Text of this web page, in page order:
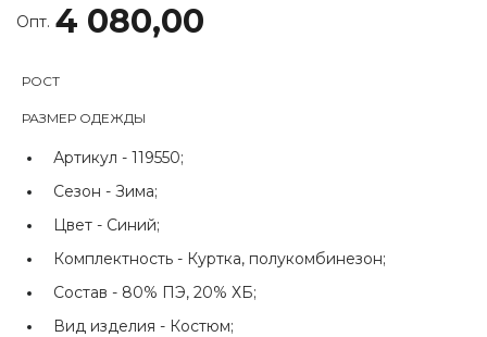
Опт. 4 080,00
РОСТ
РАЗМЕР ОДЕЖДЫ
Артикул - 119550;
Сезон - Зима;
Цвет - Синий;
Комплектность - Куртка, полукомбинезон;
Состав - 80% ПЭ, 20% ХБ;
Вид изделия - Костюм;